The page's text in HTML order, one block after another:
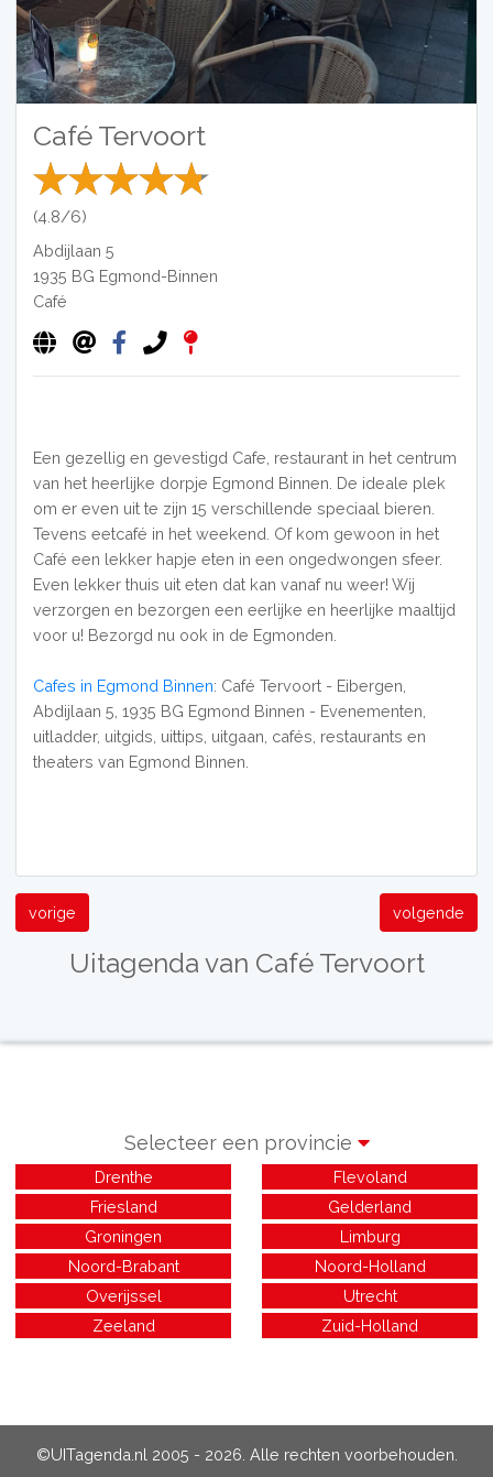
Café Tervoort
(4.8/6)
Abdijlaan 5
1935 BG Egmond-Binnen
Café
Een gezellig en gevestigd Cafe, restaurant in het centrum
van het heerlijke dorpje Egmond Binnen. De ideale plek
om er even uit te zijn 15 verschillende speciaal bieren.
Tevens eetcafé in het weekend. Of kom gewoon in het
Café een lekker hapje eten in een ongedwongen sfeer.
Even lekker thuis uit eten dat kan vanaf nu weer! Wij
verzorgen en bezorgen een eerlijke en heerlijke maaltijd
voor u! Bezorgd nu ook in de Egmonden.
Cafes in Egmond Binnen: Café Tervoort - Eibergen,
Abdijlaan 5, 1935 BG Egmond Binnen - Evenementen,
uitladder, uitgids, uittips, uitgaan, cafés, restaurants en
theaters van Egmond Binnen.
vorige volgende
Uitagenda van Café Tervoort
Selecteer een provincie
Drenthe
Flevoland
Friesland
Gelderland
Groningen
Limburg
Noord-Brabant
Noord-Holland
Overijssel
Utrecht
Zeeland
Zuid-Holland
©UITagenda.nl 2005 - 2026. Alle rechten voorbehouden.